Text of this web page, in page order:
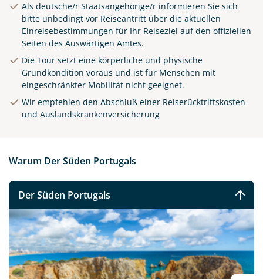
Als deutsche/r Staatsangehörige/r informieren Sie sich
bitte unbedingt vor Reiseantritt über die aktuellen
Einreisebestimmungen für Ihr Reiseziel auf den offiziellen
Seiten des Auswärtigen Amtes.
Die Tour setzt eine körperliche und physische
Grundkondition voraus und ist für Menschen mit
eingeschränkter Mobilität nicht geeignet.
Wir empfehlen den Abschluß einer Reiserücktrittskosten-
und Auslandskrankenversicherung
Warum Der Süden Portugals
Der Süden Portugals